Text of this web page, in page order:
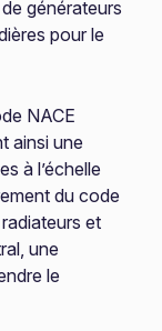
générateurs
pour le
NACE
ainsi une
à l’échelle
du code
et
une
le